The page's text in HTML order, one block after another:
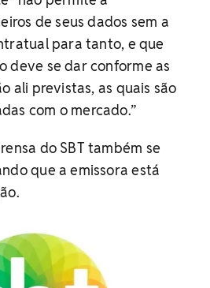
de seus dados sem a
para tanto, e que
deve se dar conforme as
ali previstas, as quais são
com o mercado.”
do SBT também se
que a emissora está